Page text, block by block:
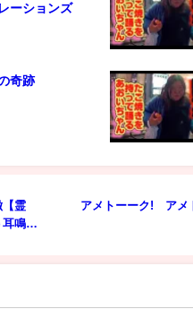
ーションズ
奇跡
【霊
鳴り
アメトーーク! アメ